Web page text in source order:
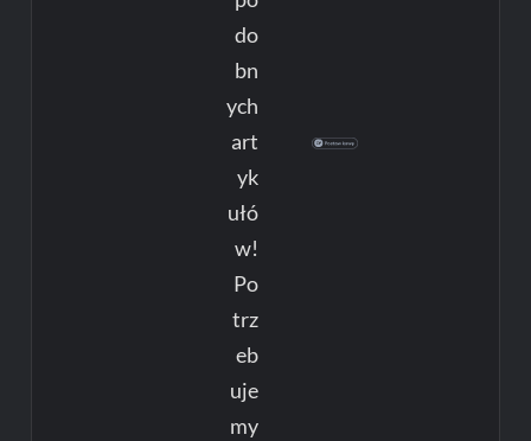
do
bn
ych
art
yk
ułó
w!
Po
trz
eb
uje
my